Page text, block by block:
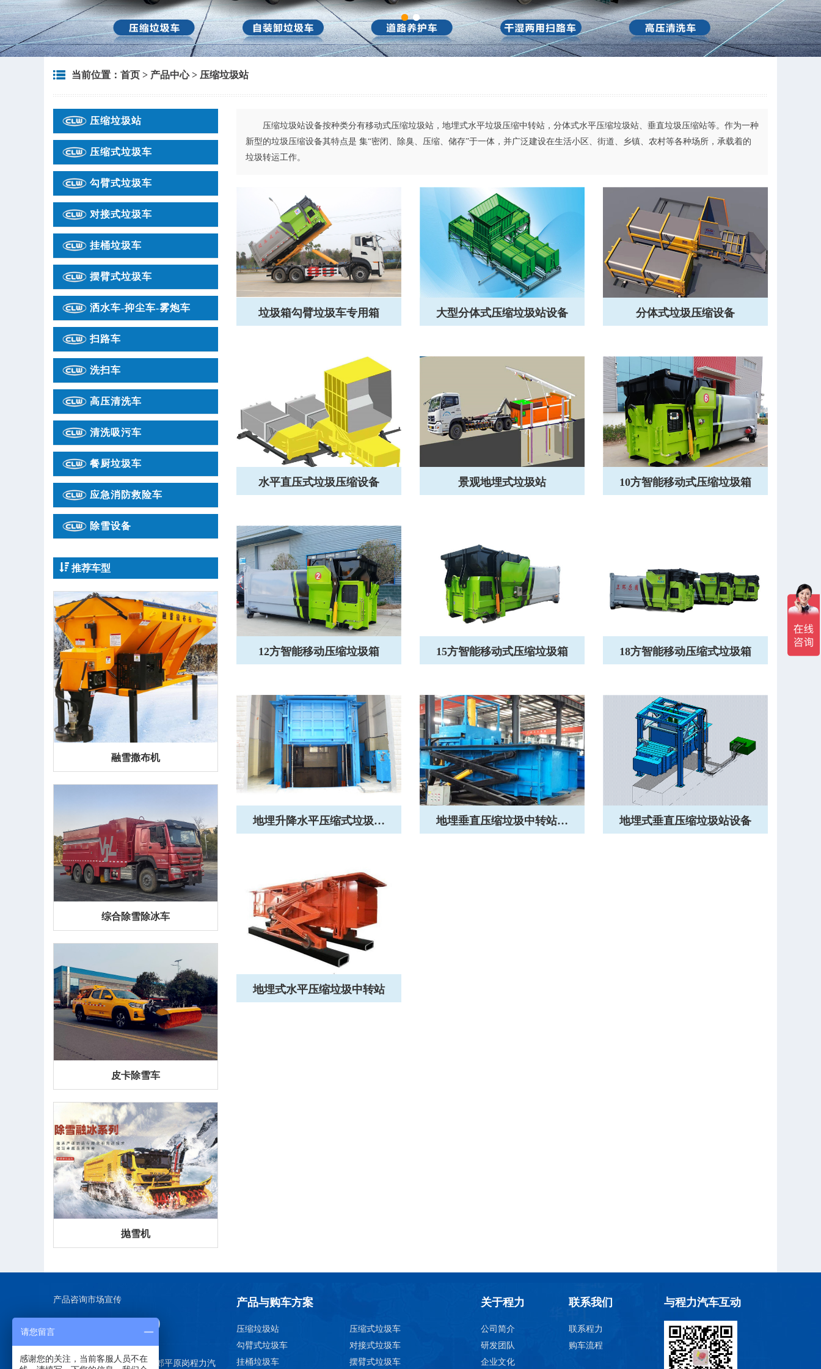
当前位置： 首页 > 产品中心> 压缩垃圾站
压缩垃圾站
压缩式垃圾车
勾臂式垃圾车
对接式垃圾车
挂桶垃圾车
摆臂式垃圾车
洒水车-抑尘车-雾炮车
扫路车
洗扫车
高压清洗车
清洗吸污车
餐厨垃圾车
应急消防救险车
除雪设备
推荐车型
融雪撒布机
综合除雪除冰车
皮卡除雪车
抛雪机
压缩垃圾站设备按种类分有移动式压缩垃圾站，地埋式水平垃圾压缩中转站，分体式水平压缩垃圾站、垂直垃圾压缩站等。作为一种
新型的垃圾压缩设备其特点是 集“密闭、除臭、压缩、储存”于一体，并广泛建设在生活小区、街道、乡镇、农村等各种场所，承载着的
垃圾转运工作。
垃圾箱勾臂垃圾车专用箱 大型分体式压缩垃圾站设备 分体式垃圾压缩设备
水平直压式垃圾压缩设备 景观地埋式垃圾站 10方智能移动式压缩垃圾箱
12方智能移动压缩垃圾箱 15方智能移动式压缩垃圾箱 18方智能移动压缩式垃圾箱
地埋升降水平压缩式垃圾… 地埋垂直压缩垃圾中转站… 地埋式垂直压缩垃圾站设备
地埋式水平压缩垃圾中转站
产品咨询市场宣传
13677215999
程力专用汽车股份有限公司
程力专汽：湖北省随州市南郊平原岗程力汽
产品与购车方案
压缩垃圾站
压缩式垃圾车
勾臂式垃圾车
对接式垃圾车
挂桶垃圾车
摆臂式垃圾车
关于程力
公司简介
研发团队
企业文化
联系我们
联系程力
购车流程
与程力汽车互动
请您留言
感谢您的关注，当前客服人员不在